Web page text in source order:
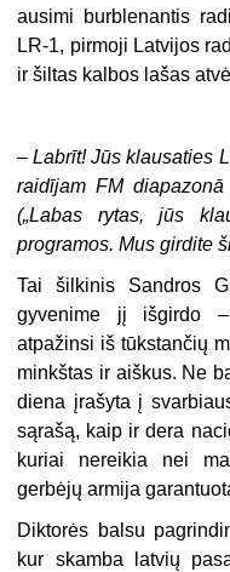
ausimi burblenantis
LR-1, pirmoji Latvijos
ir šiltas kalbos lašas
– Labrīt! Jūs klausaties
raidījam FM
(„Labas rytas, jūs
programos. Mus girdite
Tai šilkinis Sandros
gyvenime jį išgirdo
atpažinsi iš tūkstančių
minkštas ir aiškus. Ne
diena įrašyta į
sąrašą, kaip ir dera
kuriai nereikia nei
gerbėjų armija
Diktorės balsu
kur skamba latvių